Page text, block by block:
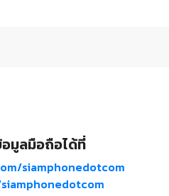
มูลมือถือได้ที่
siamphonedotcom